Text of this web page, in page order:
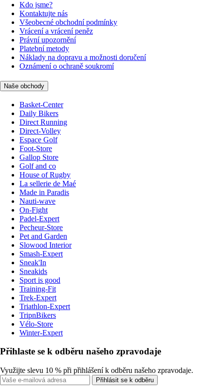
Kdo jsme?
Kontaktujte nás
Všeobecné obchodní podmínky
Vrácení a vrácení peněz
Právní upozornění
Platební metody
Náklady na dopravu a možnosti doručení
Oznámení o ochraně soukromí
Naše obchody
Basket-Center
Daily Bikers
Direct Running
Direct-Volley
Espace Golf
Foot-Store
Gallop Store
Golf and co
House of Rugby
La sellerie de Maé
Made in Paradis
Nauti-wave
On-Fight
Padel-Expert
Pecheur-Store
Pet and Garden
Slowood Interior
Smash-Expert
Sneak'In
Sneakids
Sport is good
Training-Fit
Trek-Expert
Triathlon-Expert
TripnBikers
Vélo-Store
Winter-Expert
Přihlaste se k odběru našeho zpravodaje
Využijte slevu 10 % při přihlášení k odběru našeho zpravodaje.
Přihlásit se k odběru